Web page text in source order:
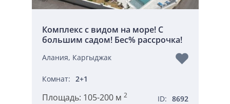
Комплекс с видом на море! С
большим садом! Бес% рассрочка!
Алания, Каргыджак
Комнат: 2+1
Площадь: 105-200 м 2 ID: 8692